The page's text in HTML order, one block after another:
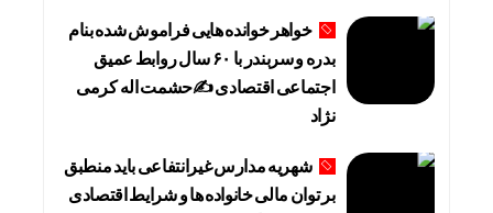
خواهر خوانده هایی فراموش شده بنام
بدره و سربندر با ۶۰ سال روابط عمیق
اجتماعی اقتصادی ✍حشمت اله کرمی
نژاد
شهریه مدارس غیرانتفاعی باید منطبق
بر توان مالی خانواده ها و شرایط اقتصادی